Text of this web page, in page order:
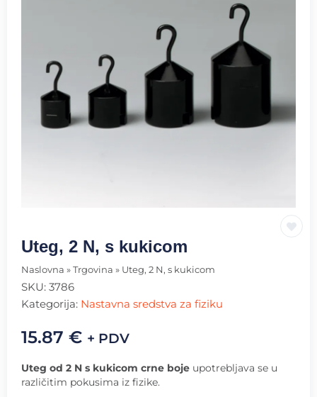
Uteg, 2 N, s kukicom
Naslovna » Trgovina » Uteg, 2 N, s kukicom
SKU: 3786
Kategorija: Nastavna sredstva za fiziku
15.87 € + PDV
Uteg od 2 N s kukicom crne boje upotrebljava se u
različitim pokusima iz fizike.